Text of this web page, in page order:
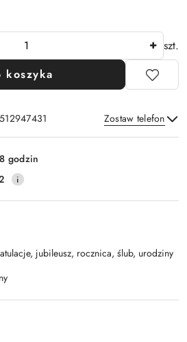
szt.
koszyka
Zostaw telefon
Wyślij
godzin
jubileusz, rocznica, ślub, urodziny